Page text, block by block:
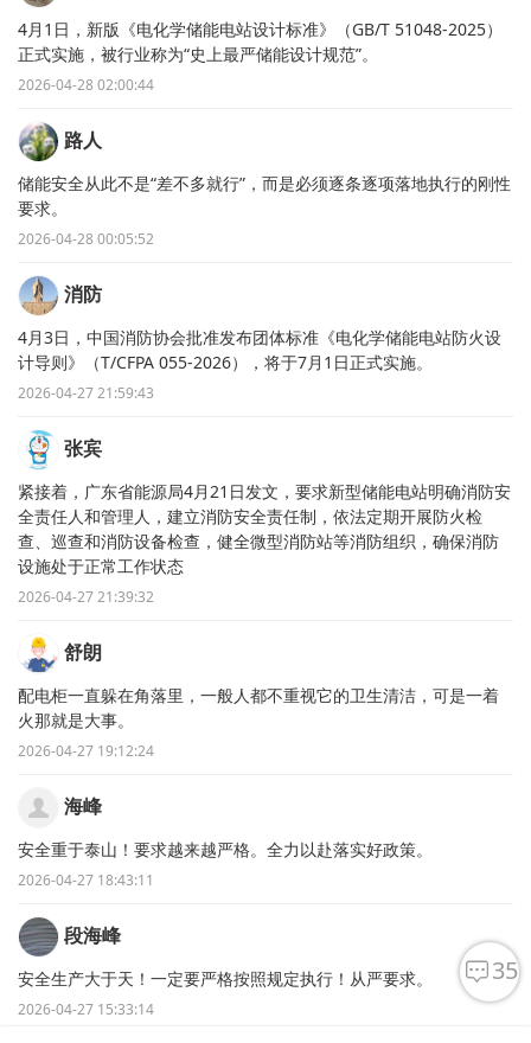
4月1日，新版《电化学储能电站设计标准》（GB/T 51048-2025）
正式实施，被行业称为“史上最严储能设计规范”。
2026-04-28 02:00:44
路人
储能安全从此不是“差不多就行”，而是必须逐条逐项落地执行的刚性
要求。
2026-04-28 00:05:52
消防
4月3日，中国消防协会批准发布团体标准《电化学储能电站防火设
计导则》（T/CFPA 055-2026），将于7月1日正式实施。
2026-04-27 21:59:43
张宾
紧接着，广东省能源局4月21日发文，要求新型储能电站明确消防安
全责任人和管理人，建立消防安全责任制，依法定期开展防火检
查、巡查和消防设备检查，健全微型消防站等消防组织，确保消防
设施处于正常工作状态
2026-04-27 21:39:32
舒朗
配电柜一直躲在角落里，一般人都不重视它的卫生清洁，可是一着
火那就是大事。
2026-04-27 19:12:24
海峰
安全重于泰山！要求越来越严格。全力以赴落实好政策。
2026-04-27 18:43:11
段海峰
安全生产大于天！一定要严格按照规定执行！从严要求。
2026-04-27 15:33:14
35